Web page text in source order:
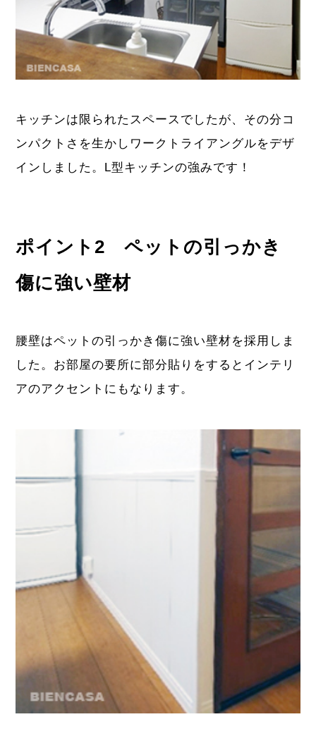
キッチンは限られたスペースでしたが、その分コ
ンパクトさを生かしワークトライアングルをデザ
インしました。L型キッチンの強みです！
ポイント2 ペットの引っかき
傷に強い壁材
腰壁はペットの引っかき傷に強い壁材を採用しま
した。お部屋の要所に部分貼りをするとインテリ
アのアクセントにもなります。